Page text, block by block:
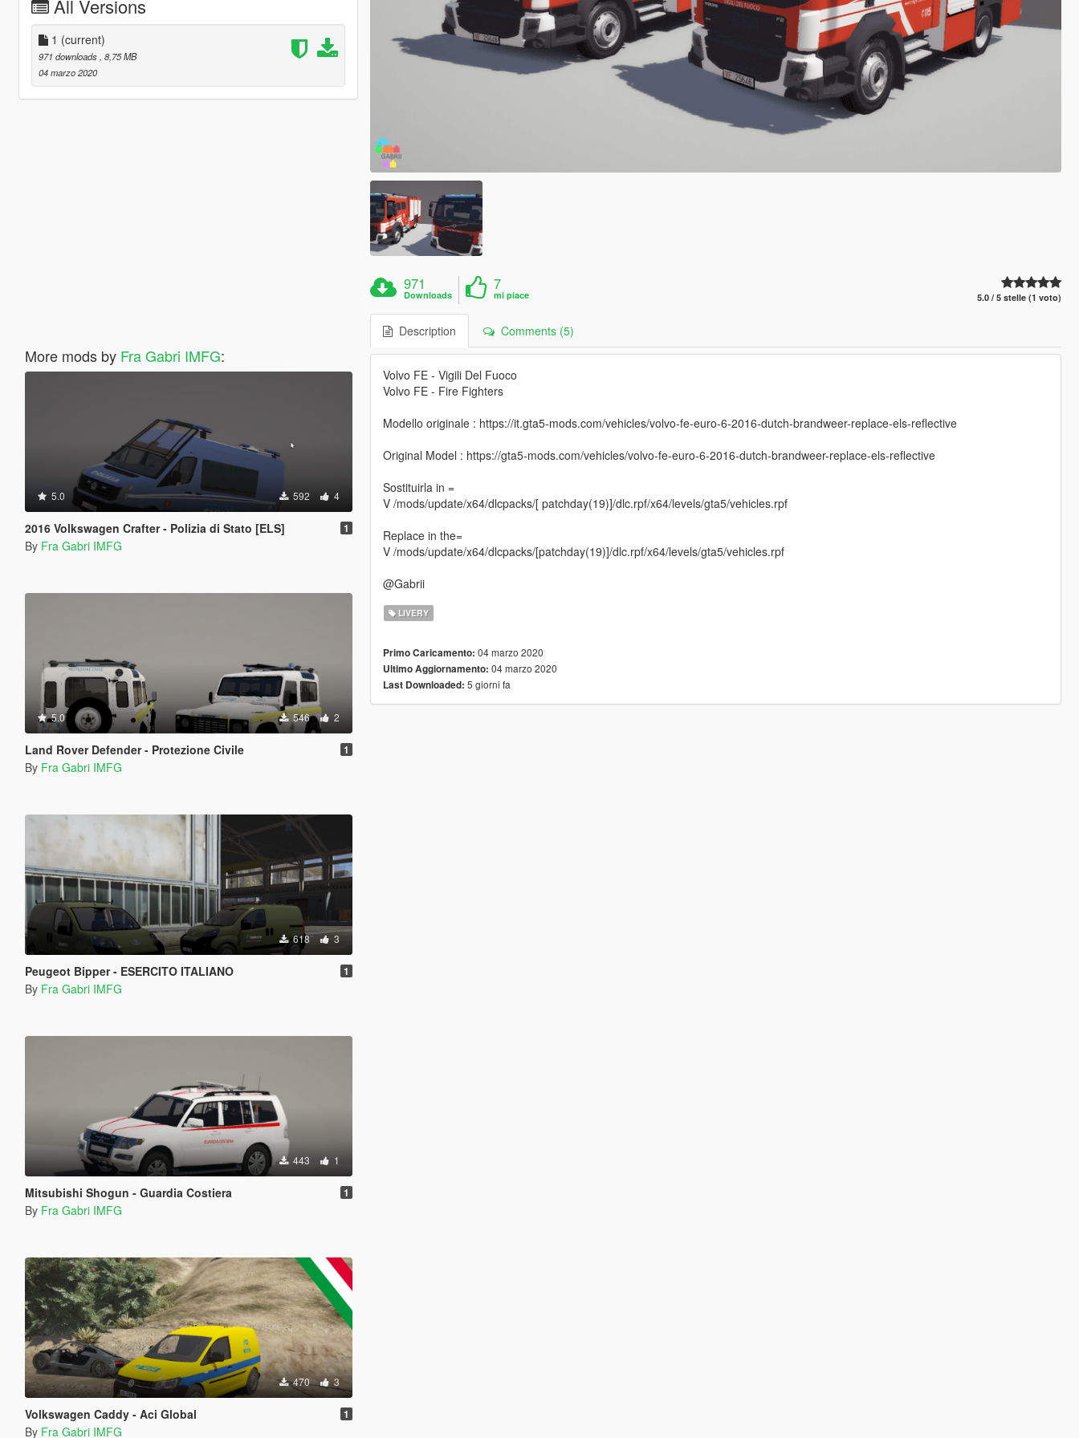
All Versions
1 (current)
971 downloads , 8,75 MB
04 marzo 2020
More mods by Fra Gabri IMFG:
5.0 592 4
2016 Volkswagen Crafter - Polizia di Stato [ELS] 1
By Fra Gabri IMFG
5.0 546 2
Land Rover Defender - Protezione Civile 1
By Fra Gabri IMFG
618 3
Peugeot Bipper - ESERCITO ITALIANO 1
By Fra Gabri IMFG
443 1
Mitsubishi Shogun - Guardia Costiera 1
By Fra Gabri IMFG
470 3
Volkswagen Caddy - Aci Global 1
By Fra Gabri IMFG
971
Downloads
7
mi piace 5.0 / 5 stelle (1 voto)
Description Comments (5)
Volvo FE - Vigili Del Fuoco
Volvo FE - Fire Fighters
Modello originale : https://it.gta5-mods.com/vehicles/volvo-fe-euro-6-2016-dutch-brandweer-replace-els-reflective
Original Model : https://gta5-mods.com/vehicles/volvo-fe-euro-6-2016-dutch-brandweer-replace-els-reflective
Sostituirla in =
V /mods/update/x64/dlcpacks/[ patchday(19)]/dlc.rpf/x64/levels/gta5/vehicles.rpf
Replace in the=
V /mods/update/x64/dlcpacks/[patchday(19)]/dlc.rpf/x64/levels/gta5/vehicles.rpf
@Gabrii
LIVERY
Primo Caricamento: 04 marzo 2020
Ultimo Aggiornamento: 04 marzo 2020
Last Downloaded: 5 giorni fa